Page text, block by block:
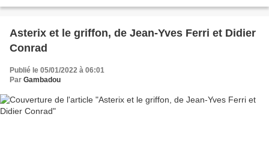
Asterix et le griffon, de Jean-Yves Ferri et Didier
Conrad
Publié le 05/01/2022 à 06:01
Par Gambadou